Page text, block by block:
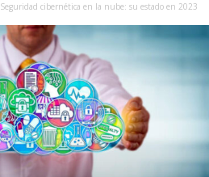
Seguridad cibernética en la nube: su estado en 2023